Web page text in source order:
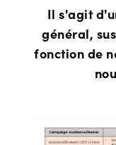
Il s'agit
général,
fonction de